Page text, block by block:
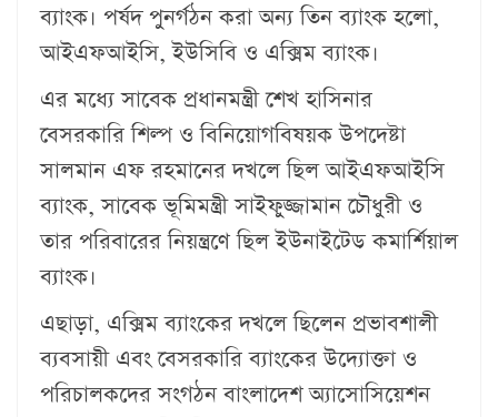
ব্যাংক। পর্ষদ পুনর্গঠন করা অন্য তিন ব্যাংক হলো,
আইএফআইসি, ইউসিবি ও এক্সিম ব্যাংক।
এর মধ্যে সাবেক প্রধানমন্ত্রী শেখ হাসিনার
বেসরকারি শিল্প ও বিনিয়োগবিষয়ক উপদেষ্টা
সালমান এফ রহমানের দখলে ছিল আইএফআইসি
ব্যাংক, সাবেক ভূমিমন্ত্রী সাইফুজ্জামান চৌধুরী ও
তার পরিবারের নিয়ন্ত্রণে ছিল ইউনাইটেড কমার্শিয়াল
ব্যাংক।
এছাড়া, এক্সিম ব্যাংকের দখলে ছিলেন প্রভাবশালী
ব্যবসায়ী এবং বেসরকারি ব্যাংকের উদ্যোক্তা ও
প‌রিচালক‌দের সংগঠন বাংলাদেশ অ্যাসোসিয়েশন